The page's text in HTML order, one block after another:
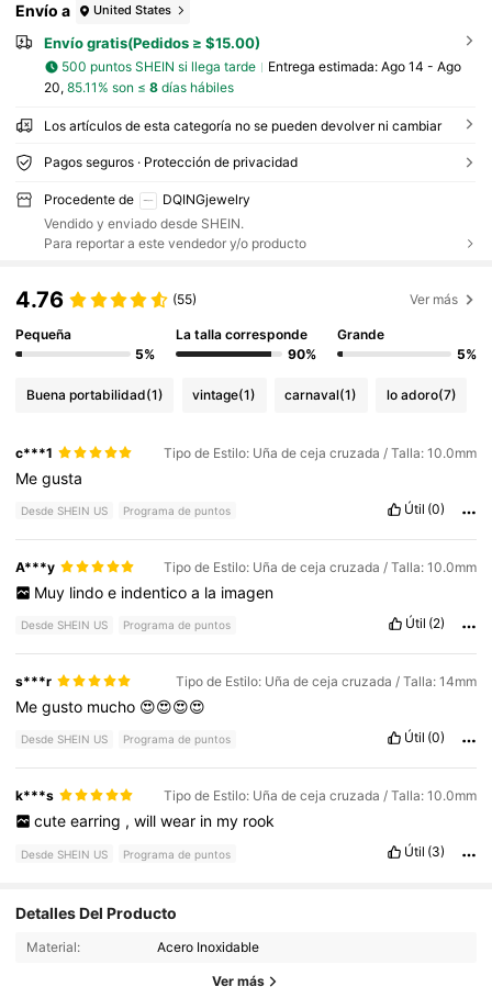
Envío a United States
Envío gratis(Pedidos ≥ $15.00)
500 puntos SHEIN si llega tarde Entrega estimada: Ago 14 - Ago
20, 85.11% son ≤ 8días hábiles
Los artículos de esta categoría no se pueden devolver ni cambiar
Pagos seguros · Protección de privacidad
Procedente de
DQINGjewelry
Vendido y enviado desde SHEIN.
Para reportar a este vendedor y/o producto
4.76 (55) Ver más
Pequeña
5%
La talla corresponde
90%
Grande
5%
Buena portabilidad(1) vintage(1) carnaval(1) lo adoro(7)
c***1 Tipo de Estilo: Uña de ceja cruzada / Talla: 10.0mm
Megusta
Desde SHEIN US Programa de puntos Útil (0)
A***y Tipo de Estilo: Uña de ceja cruzada / Talla: 10.0mm
Muy lindo e indentico a la imagen
Desde SHEIN US Programa de puntos Útil (2)
s***r Tipo de Estilo: Uña de ceja cruzada / Talla: 14mm
Megusto mucho 😍😍😍😍
Desde SHEIN US Programa de puntos Útil (0)
k***s Tipo de Estilo: Uña de ceja cruzada / Talla: 10.0mm
cute earring , will wear in my rook
Desde SHEIN US Programa de puntos Útil (3)
Detalles Del Producto
Material: Acero Inoxidable
Ver más
4.67 484 Seguidores
484 Seguidores